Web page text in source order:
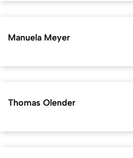
Manuela Meyer
Thomas Olender